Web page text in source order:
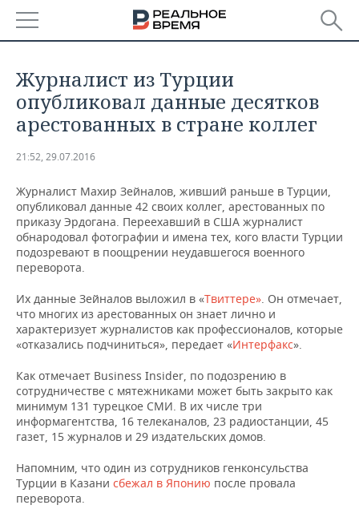
БАШКОРТОСТАН
ТАТАРСТАН
НОВОСТИ
АНАЛИТИКА
ДЕКЛАРАЦИИ О ДОХОДАХ
КОРОЛИ ГОСЗАКАЗА ПФО
ВУЗЫ ТАТАРСТАНА
КОМУ ПРИНАДЛЕЖАТ
ТОРГОВЫЕ ЦЕНТРЫ
ТАТАРСТАНА
НОВОСТИ ЭКОНОМИКИ
ФИНАНСЫ
БАНКИ
БЮДЖЕТ
ИНВЕСТИЦИИ
ПРОМЫШЛЕННОСТЬ
НОВОСТИ
ПРОМЫШЛЕННОСТИ
МАШИНОСТРОЕНИЕ
НЕФТЬ
ОПК
ЭНЕРГЕТИКА
НЕДВИЖИМОСТЬ
НОВОСТИ НЕДВИЖИМОСТИ
АВТО
НОВОСТИ АВТО
БИЗНЕС
НОВОСТИ БИЗНЕСА
РОЗНИЧНАЯ ТОРГОВЛЯ
ТРАНСПОРТ
УСЛУГИ
ТЕХНОЛОГИИ
НОВОСТИ ТЕХНОЛОГИЙ
IT
МЕДИА
ТЕЛЕКОММУНИКАЦИИ
МЕРОПРИЯТИЯ
НОВОСТИ МЕРОПРИЯТИЙ
ВЫЕЗДНАЯ РЕДАКЦИЯ
БИЗНЕС-БРАНЧИ
СПОРТ
НОВОСТИ СПОРТА
ФУТБОЛ
ОБЩЕСТВО
НОВОСТИ ОБЩЕСТВА
ФОТОГАЛЕРЕЯ
Журналист из Турции
опубликовал данные десятков
арестованных в стране коллег
21:52, 29.07.2016
Журналист Махир Зейналов, живший раньше в Турции,
опубликовал данные 42 своих коллег, арестованных по
приказу Эрдогана. Переехавший в США журналист
обнародовал фотографии и имена тех, кого власти Турции
подозревают в поощрении неудавшегося военного
переворота.
Их данные Зейналов выложил в «Твиттере». Он отмечает,
что многих из арестованных он знает лично и
характеризует журналистов как профессионалов, которые
«отказались подчиниться», передает «Интерфакс».
Как отмечает Business Insider, по подозрению в
сотрудничестве с мятежниками может быть закрыто как
минимум 131 турецкое СМИ. В их числе три
информагентства, 16 телеканалов, 23 радиостанции, 45
газет, 15 журналов и 29 издательских домов.
Напомним, что один из сотрудников генконсульства
Турции в Казани сбежал в Японию после провала
переворота.